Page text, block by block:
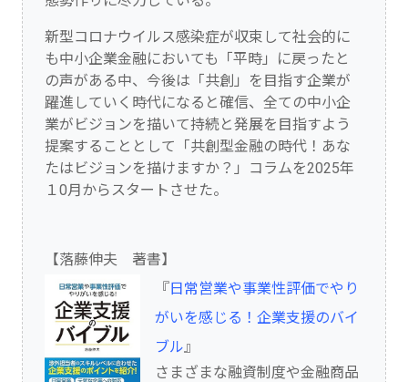
新型コロナウイルス感染症が収束して社会的に
も中小企業金融においても「平時」に戻ったと
の声がある中、今後は「共創」を目指す企業が
躍進していく時代になると確信、全ての中小企
業がビジョンを描いて持続と発展を目指すよう
提案することとして「共創型金融の時代！あな
たはビジョンを描けますか？」コラムを2025年
１0月からスタートさせた。
【落藤伸夫 著書】
『日常営業や事業性評価でやり
がいを感じる！企業支援のバイ
ブル』
さまざまな融資制度や金融商品